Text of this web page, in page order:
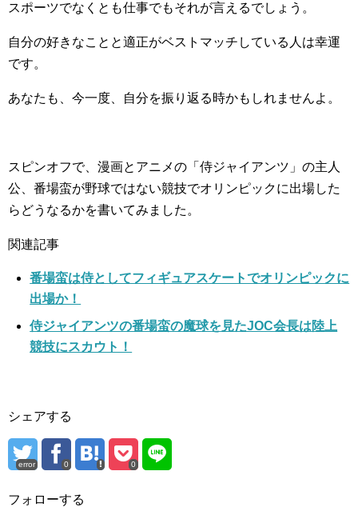
スポーツでなくとも仕事でもそれが言えるでしょう。
自分の好きなことと適正がベストマッチしている人は幸運
です。
あなたも、今一度、自分を振り返る時かもしれませんよ。
スピンオフで、漫画とアニメの「侍ジャイアンツ」の主人
公、番場蛮が野球ではない競技でオリンピックに出場した
らどうなるかを書いてみました。
関連記事
番場蛮は侍としてフィギュアスケートでオリンピックに
出場か！
侍ジャイアンツの番場蛮の魔球を見たJOC会長は陸上
競技にスカウト！
シェアする
error 0 0
フォローする